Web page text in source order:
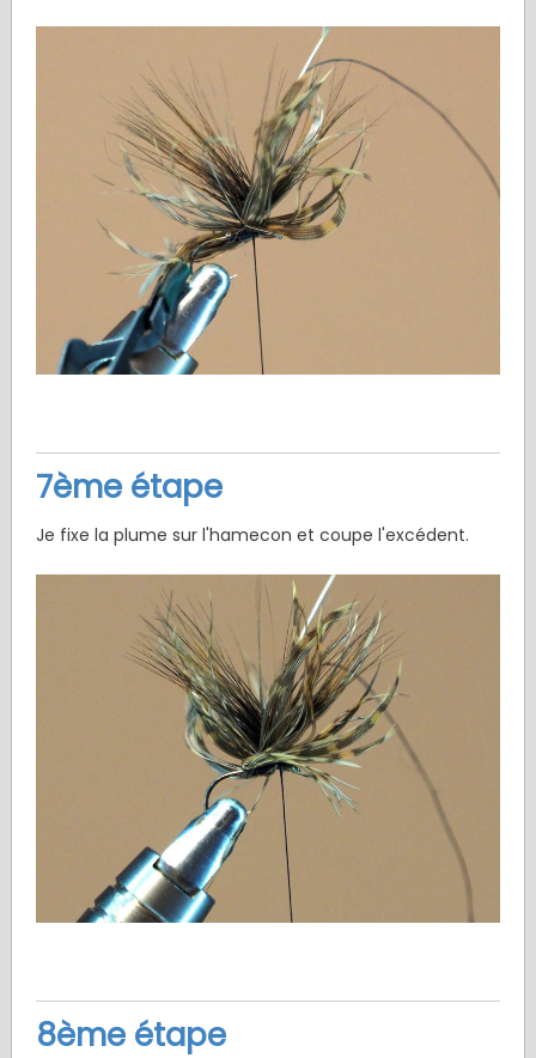
7ème étape
Je fixe la plume sur l'hamecon et coupe l'excédent.
8ème étape